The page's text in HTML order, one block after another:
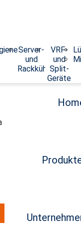
Server-
und
Rackkühler
VRF-
und
Split-
Geräte